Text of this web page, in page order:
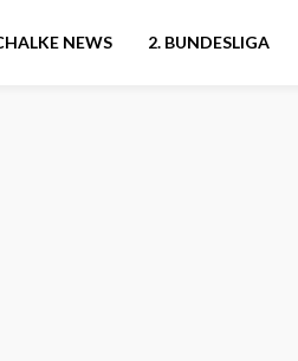
NEWS 2. BUNDESLIGA